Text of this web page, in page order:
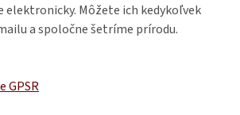
elektronicky. Môžete ich kedykoľvek
a spoločne šetríme prírodu.
GPSR